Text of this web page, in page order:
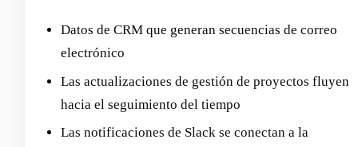
Datos de CRM que generan secuencias de correo
electrónico
Las actualizaciones de gestión de proyectos fluyen
hacia el seguimiento del tiempo
Las notificaciones de Slack se conectan a la